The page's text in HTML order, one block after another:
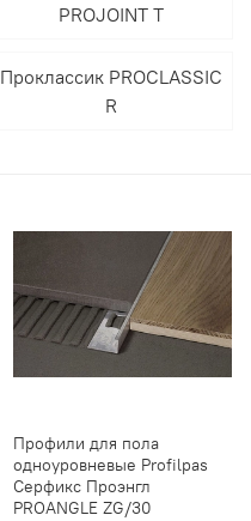
PROJOINT T
Проклассик PROCLASSIC
R
Профили для пола
одноуровневые Profilpas
Серфикс Проэнгл
PROANGLE ZG/30